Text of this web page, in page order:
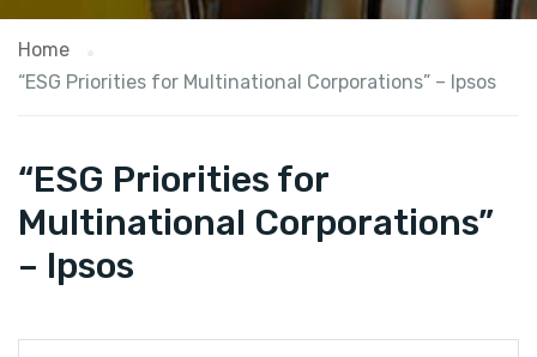
Home
“ESG Priorities for Multinational Corporations” – Ipsos
“ESG Priorities for
Multinational Corporations”
– Ipsos